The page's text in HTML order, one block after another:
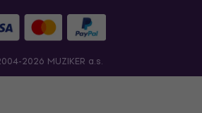
2026 MUZIKER a.s.